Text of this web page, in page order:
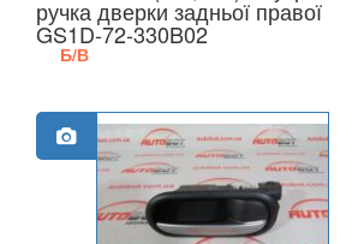
KIA
LAND ROVER
LEXUS
ручка дверки задньої правої
GS1D-72-330B02
Б/В